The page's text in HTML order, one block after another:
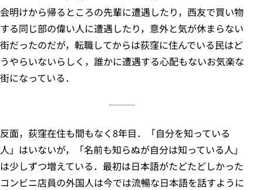
会明けから帰るところの先輩に遭遇したり，西友で買い物
する同じ部の偉い人に遭遇したり，意外と気が休まらない
街だったのだが，転職してからは荻窪に住んでいる民はど
うやらいないらしく，誰かに遭遇する心配もないお気楽な
街になっている．
反面，荻窪在住も間もなく8年目．「自分を知っている
人」はいないが，「名前も知らぬが自分は知っている人」
は少しずつ増えている．最初は日本語がたどたどしかった
コンビニ店員の外国人は今では流暢な日本語を話すように